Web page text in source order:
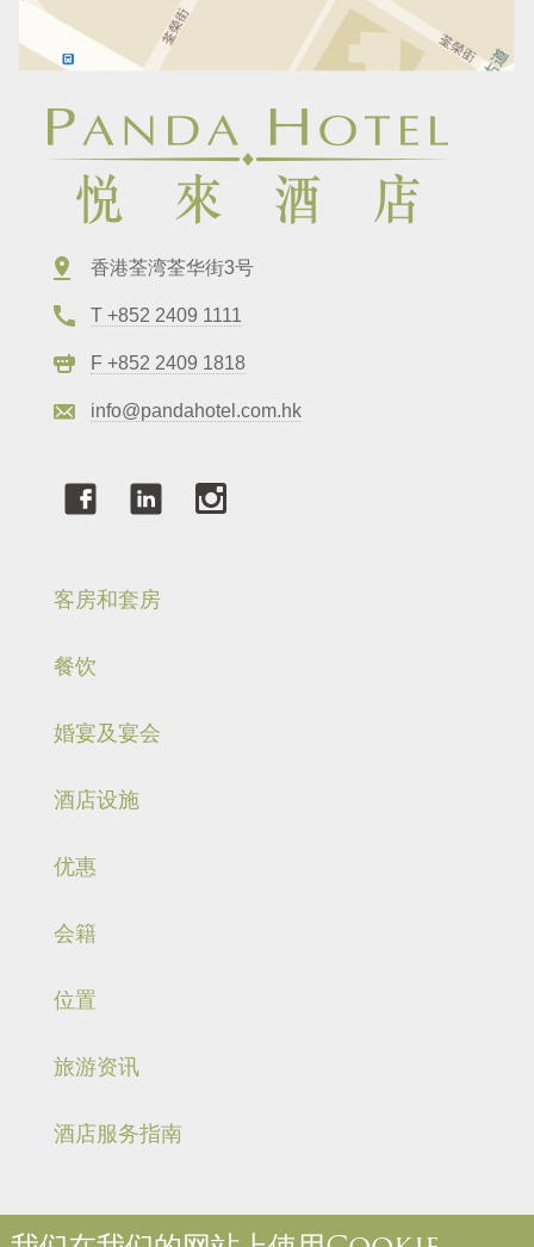
香港荃湾荃华街3号
T +852 2409 1111
F +852 2409 1818
info@pandahotel.com.hk
客房和套房
餐饮
婚宴及宴会
酒店设施
优惠
会籍
位置
旅游资讯
酒店服务指南